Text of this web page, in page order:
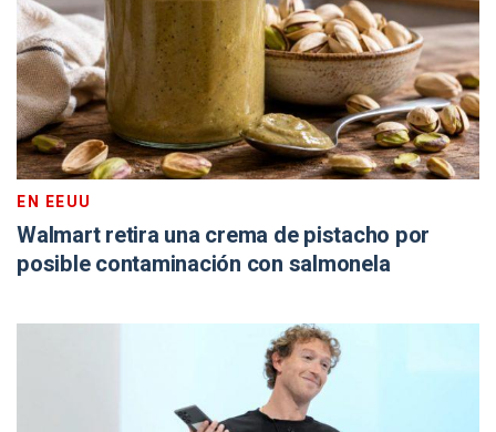
EN EEUU
Walmart retira una crema de pistacho por
posible contaminación con salmonela